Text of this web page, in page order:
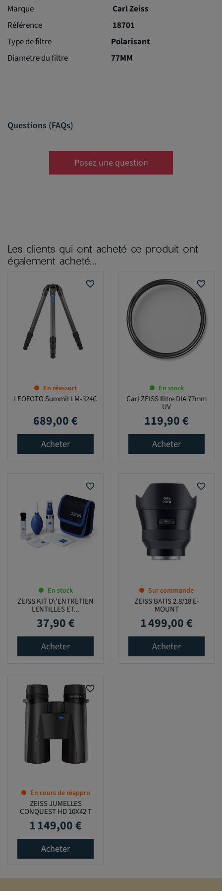
Marque
Carl Zeiss
Référence
18701
Type de filtre
Polarisant
Diametre du filtre
77MM
Questions (FAQs)
Posez une question
Les clients qui ont acheté ce produit ont
également acheté...
favorite_border
En réassort
LEOFOTO Summit LM-324C
Prix
689,00 €
Acheter
favorite_border
En stock
Carl ZEISS filtre DIA 77mm
UV
Prix
119,90 €
Acheter
favorite_border
En stock
ZEISS KIT D\'ENTRETIEN
LENTILLES ET...
Prix
37,90 €
Acheter
favorite_border
Sur commande
ZEISS BATIS 2.8/18 E-
MOUNT
Prix
1 499,00 €
Acheter
favorite_border
En cours de réappro
ZEISS JUMELLES
CONQUEST HD 10X42 T
Prix
1 149,00 €
Acheter